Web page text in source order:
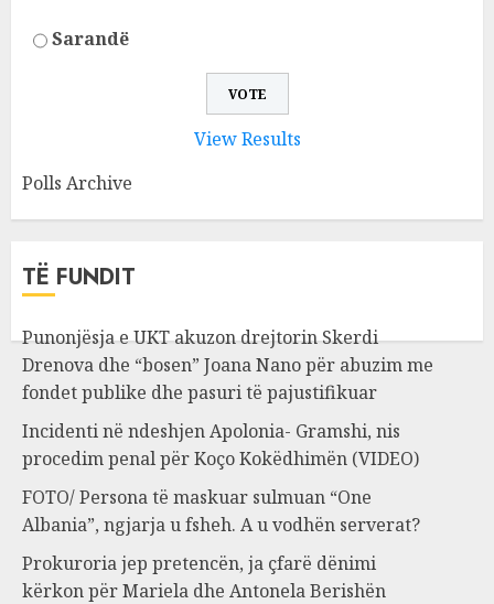
Sarandë
View Results
Polls Archive
TË FUNDIT
Punonjësja e UKT akuzon drejtorin Skerdi
Drenova dhe “bosen” Joana Nano për abuzim me
fondet publike dhe pasuri të pajustifikuar
Incidenti në ndeshjen Apolonia- Gramshi, nis
procedim penal për Koço Kokëdhimën (VIDEO)
FOTO/ Persona të maskuar sulmuan “One
Albania”, ngjarja u fsheh. A u vodhën serverat?
Prokuroria jep pretencën, ja çfarë dënimi
kërkon për Mariela dhe Antonela Berishën